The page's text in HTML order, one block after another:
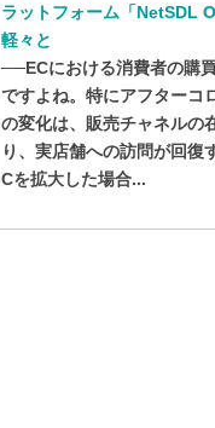
ラットフォーム「NetSDL
軽々と
──ECにおける消費者の購
ですよね。特にアフターコ
の変化は、販売チャネルの
り、実店舗への訪問が回復
Cを拡大した場合...